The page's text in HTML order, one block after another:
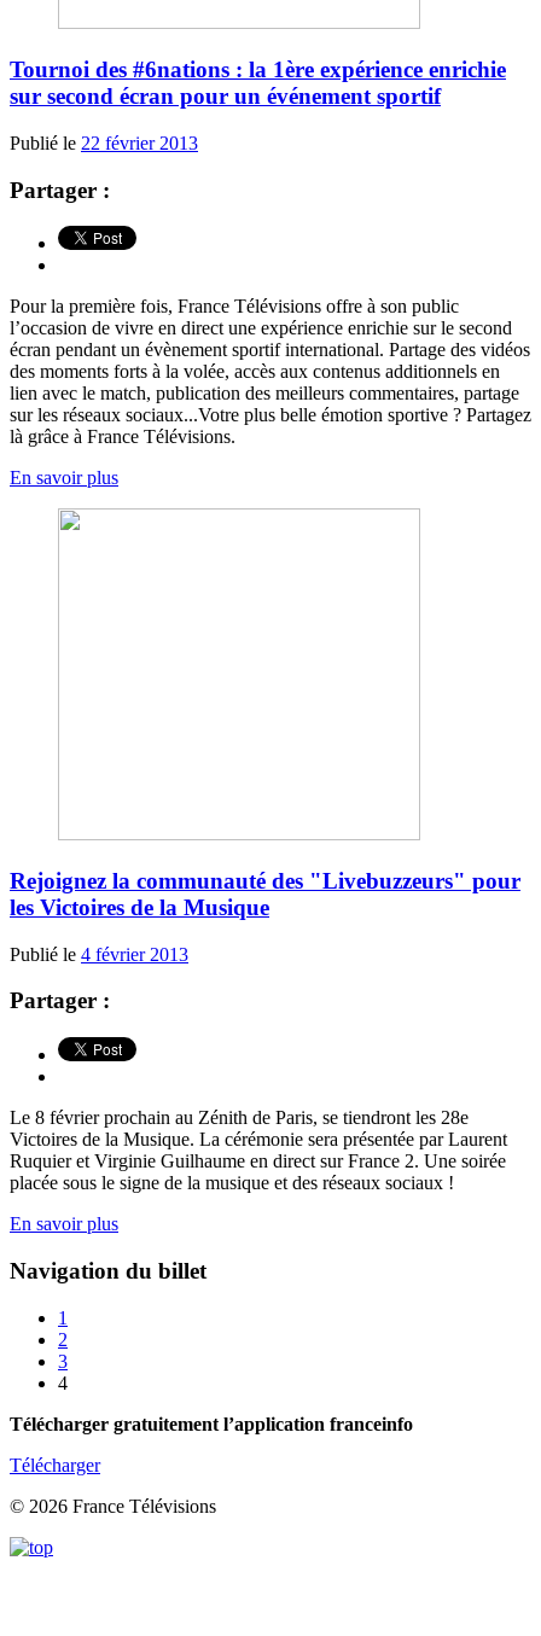
Tournoi des #6nations : la 1ère expérience enrichie
sur second écran pour un événement sportif
Publié le 22 février 2013
Partager :
Pour la première fois, France Télévisions offre à son public
l’occasion de vivre en direct une expérience enrichie sur le second
écran pendant un évènement sportif international. Partage des vidéos
des moments forts à la volée, accès aux contenus additionnels en
lien avec le match, publication des meilleurs commentaires, partage
sur les réseaux sociaux...Votre plus belle émotion sportive ? Partagez
là grâce à France Télévisions.
En savoir plus
Rejoignez la communauté des "Livebuzzeurs" pour
les Victoires de la Musique
Publié le 4 février 2013
Partager :
Le 8 février prochain au Zénith de Paris, se tiendront les 28e
Victoires de la Musique. La cérémonie sera présentée par Laurent
Ruquier et Virginie Guilhaume en direct sur France 2. Une soirée
placée sous le signe de la musique et des réseaux sociaux !
En savoir plus
Navigation du billet
1
2
3
4
Télécharger gratuitement l’application franceinfo
Télécharger
© 2026 France Télévisions